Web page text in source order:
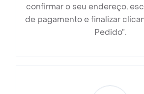
confirmar o seu endereço,
de pagamento e finalizar
Pedido”.